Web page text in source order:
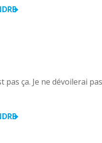
pas ça. Je ne dévoilerai